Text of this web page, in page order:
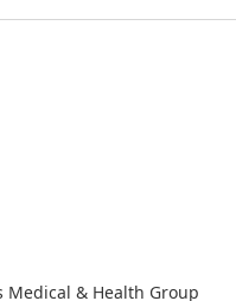
Medical & Health Group